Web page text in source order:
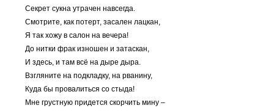
Секрет сукна утрачен навсегда.
Смотрите, как потерт, засален лацкан,
Я так хожу в салон на вечера!
До нитки фрак изношен и затаскан,
И здесь, и там всё на дыре дыра.
Взгляните на подкладку, на рванину,
Куда бы провалиться со стыда!
Мне грустную придется скорчить мину –